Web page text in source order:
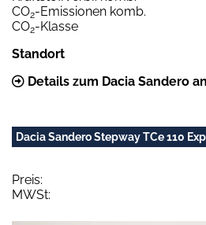
CO2-Emissionen komb.
CO2-Klasse
Standort
Details zum Dacia Sandero
Dacia Sandero Stepway TCe 110
Preis:
MWSt: